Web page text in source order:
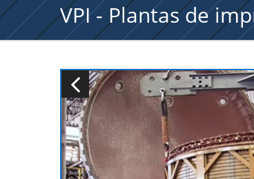
VPI - Plantas de